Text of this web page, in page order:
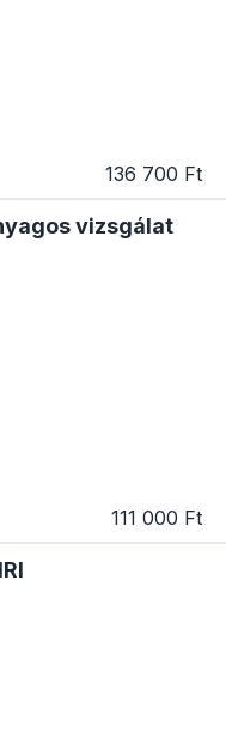
136 700 Ft
vizsgálat
111 000 Ft